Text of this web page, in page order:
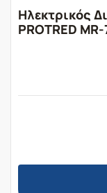
Ηλεκτρικός
PROTRED